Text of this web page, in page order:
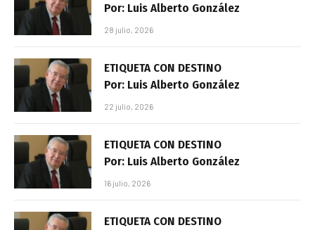
Por: Luis Alberto González
28 julio, 2026
ETIQUETA CON DESTINO
Por: Luis Alberto González
22 julio, 2026
ETIQUETA CON DESTINO
Por: Luis Alberto González
16 julio, 2026
ETIQUETA CON DESTINO